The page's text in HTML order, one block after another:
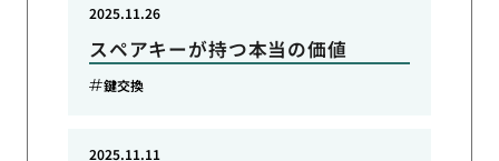
スペアキーが持つ本当の価値
2025.11.26
鍵交換
2025.11.11